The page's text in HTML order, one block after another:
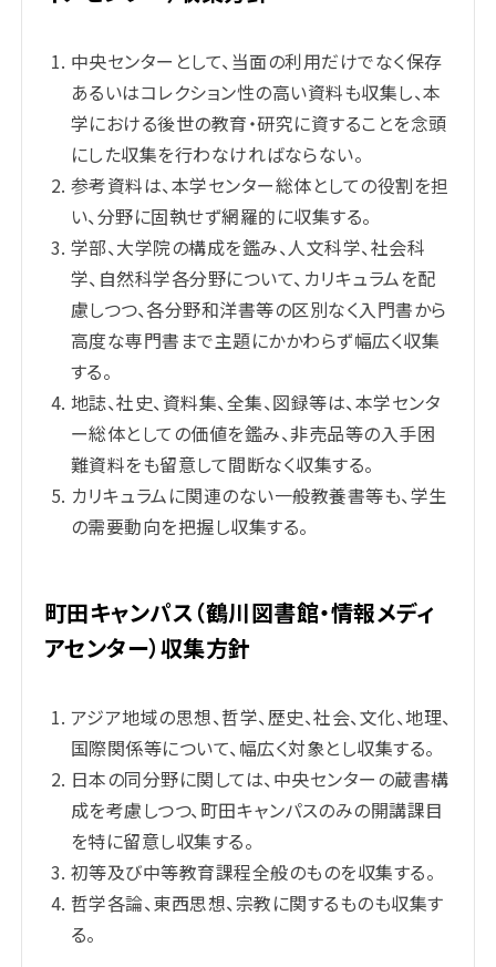
中央センターとして、当面の利用だけでなく保存
あるいはコレクション性の高い資料も収集し、本
学における後世の教育・研究に資することを念頭
にした収集を行わなければならない。
参考資料は、本学センター総体としての役割を担
い、分野に固執せず網羅的に収集する。
学部、大学院の構成を鑑み、人文科学、社会科
学、自然科学各分野について、カリキュラムを配
慮しつつ、各分野和洋書等の区別なく入門書から
高度な専門書まで主題にかかわらず幅広く収集
する。
地誌、社史、資料集、全集、図録等は、本学センタ
ー総体としての価値を鑑み、非売品等の入手困
難資料をも留意して間断なく収集する。
カリキュラムに関連のない一般教養書等も、学生
の需要動向を把握し収集する。
町田キャンパス（鶴川図書館・情報メディ
アセンター）収集方針
アジア地域の思想、哲学、歴史、社会、文化、地理、
国際関係等について、幅広く対象とし収集する。
日本の同分野に関しては、中央センターの蔵書構
成を考慮しつつ、町田キャンパスのみの開講課目
を特に留意し収集する。
初等及び中等教育課程全般のものを収集する。
哲学各論、東西思想、宗教に関するものも収集す
る。